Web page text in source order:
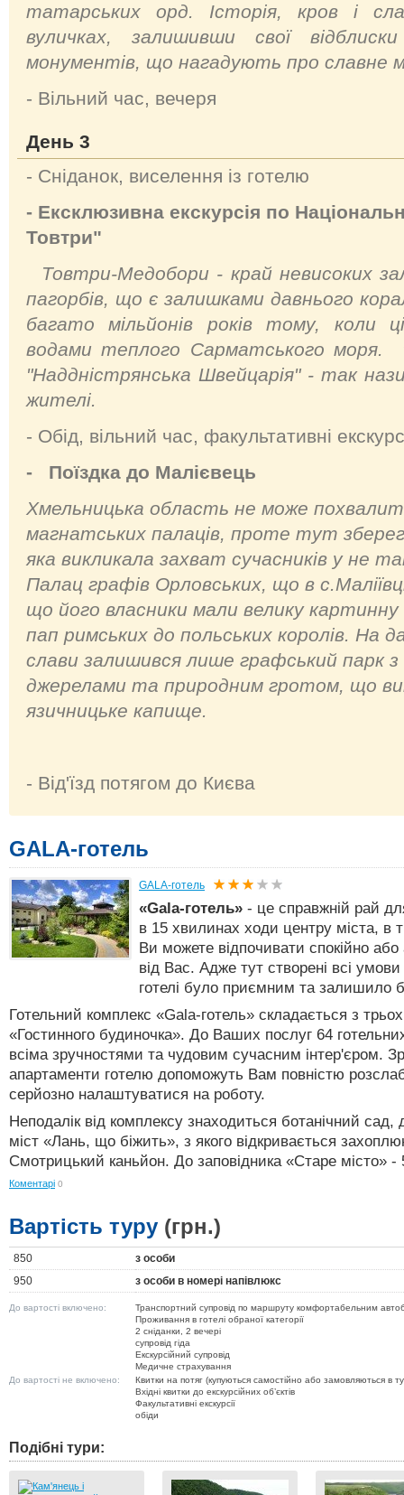
татарських орд. Історія, кров і
вуличках, залишивши свої
монументів, що нагадують про славне
- Вільний час, вечеря
День 3
- Сніданок, виселення із готелю
- Ексклюзивна екскурсія по
Товтри"
Товтри-Медобори - край невисоких
пагорбів, що є залишками давнього
багато мільйонів років тому, коли
водами теплого Сарматського моря.
"Наддністрянська Швейцарія" - так
жителі.
- Обід, вільний час, факультативні
- Поїздка до Малієвець
Хмельницька область не може
магнатських палаців, проте тут
яка викликала захват сучасників у не
Палац графів Орловських, що в
що його власники мали велику
пап римських до польських королів. На
слави залишився лише графський парк з
джерелами та природним гротом, що
язичницьке капище.
- Від'їзд потягом до Києва
GALA-готель
GALA-готель
«Gala-готель» - це справжній рай
в 15 хвилинах ходи центру міста, в
Ви можете відпочивати спокійно
від Вас. Адже тут створені всі
готелі було приємним та залишило
Готельний комплекс «Gala-готель» складається з трьох
«Гостинного будиночка». До Ваших послуг 64
всіма зручностями та чудовим сучасним інтер'єром.
апартаменти готелю допоможуть Вам повністю
серйозно налаштуватися на роботу.
Неподалік від комплексу знаходиться ботанічний сад,
міст «Лань, що біжить», з якого відкривається
Смотрицький каньйон. До заповідника «Старе місто» -
Коментарі 0
Вартість туру (грн.)
850
з особи
950
з особи в номері напівлюкс
До вартості включено:
Транспортний супровід по маршруту комфортабельним
Проживання в готелі обраної категорії
2 сніданки, 2 вечері
супровід гіда
Екскурсійний супровід
Медичне страхування
До вартості не включено:
Квитки на потяг (купуються самостійно або замовляються в
Вхідні квитки до екскурсійних об’єктів
Факультативні екскурсії
обіди
Подібні тури: